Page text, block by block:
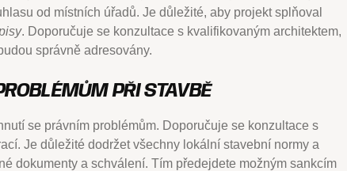
od místních úřadů. Je důležité, aby projekt splňoval
. Doporučuje se konzultace s kvalifikovaným architektem,
správně adresovány.
PŘI STAVBĚ
se právním problémům. Doporučuje se konzultace s
Je důležité dodržet všechny lokální stavební normy a
dokumenty a schválení. Tím předejdete možným sankcím